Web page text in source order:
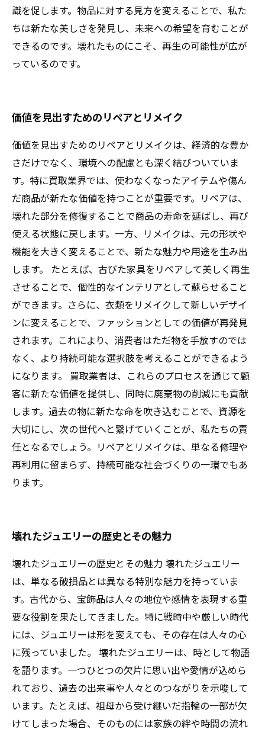
識を促します。物品に対する見方を変えることで、私た
ちは新たな美しさを発見し、未来への希望を育むことが
できるのです。壊れたものにこそ、再生の可能性が広が
っているのです。
価値を見出すためのリペアとリメイク
価値を見出すためのリペアとリメイクは、経済的な豊か
さだけでなく、環境への配慮とも深く結びついていま
す。特に買取業界では、使わなくなったアイテムや傷ん
だ商品が新たな価値を持つことが重要です。リペアは、
壊れた部分を修復することで商品の寿命を延ばし、再び
使える状態に戻します。一方、リメイクは、元の形状や
機能を大きく変えることで、新たな魅力や用途を生み出
します。 たとえば、古びた家具をリペアして美しく再生
させることで、個性的なインテリアとして蘇らせること
ができます。さらに、衣類をリメイクして新しいデザイ
ンに変えることで、ファッションとしての価値が再発見
されます。これにより、消費者はただ物を手放すのでは
なく、より持続可能な選択肢を考えることができるよう
になります。 買取業者は、これらのプロセスを通じて顧
客に新たな価値を提供し、同時に廃棄物の削減にも貢献
します。過去の物に新たな命を吹き込むことで、資源を
大切にし、次の世代へと繋げていくことが、私たちの責
任となるでしょう。リペアとリメイクは、単なる修理や
再利用に留まらず、持続可能な社会づくりの一環でもあ
ります。
壊れたジュエリーの歴史とその魅力
壊れたジュエリーの歴史とその魅力 壊れたジュエリー
は、単なる破損品とは異なる特別な魅力を持っていま
す。古代から、宝飾品は人々の地位や感情を表現する重
要な役割を果たしてきました。特に戦時中や厳しい時代
には、ジュエリーは形を変えても、その存在は人々の心
に残っていました。 壊れたジュエリーは、時として物語
を語ります。一つひとつの欠片に思い出や愛情が込めら
れており、過去の出来事や人々とのつながりを示唆して
います。たとえば、祖母から受け継いだ指輪の一部が欠
けてしまった場合、そのものには家族の絆や時間の流れ